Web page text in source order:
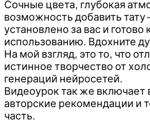
Сочные цвета, глубокая
возможность добавить тату
установлено за вас и готово
использованию. Вдохните
На мой взгляд, это то, что
истинное творчество от
генераций нейросетей.
Видеоурок так же включает
авторские рекомендации и
часть.